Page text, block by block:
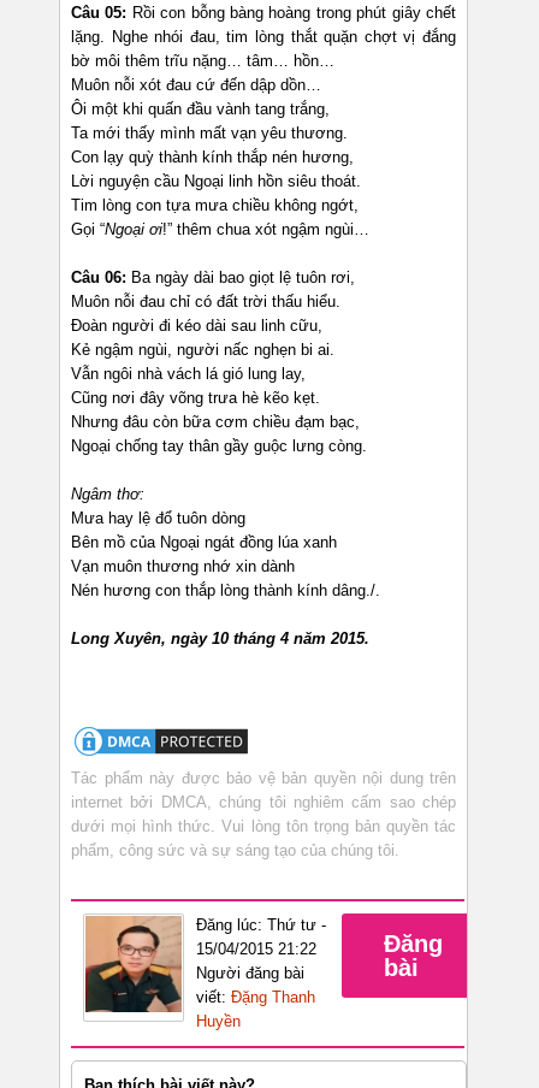
Câu 05: Rồi con bỗng bàng hoàng trong phút giây chết
lặng. Nghe nhói đau, tim lòng thắt quặn chợt vị đắng
bờ môi thêm trĩu nặng… tâm… hồn…
Muôn nỗi xót đau cứ đến dập dồn…
Ôi một khi quấn đầu vành tang trắng,
Ta mới thấy mình mất vạn yêu thương.
Con lạy quỳ thành kính thắp nén hương,
Lời nguyện cầu Ngoại linh hồn siêu thoát.
Tim lòng con tựa mưa chiều không ngớt,
Gọi “Ngoại ơi!” thêm chua xót ngậm ngùi…
Câu 06: Ba ngày dài bao giọt lệ tuôn rơi,
Muôn nỗi đau chỉ có đất trời thấu hiểu.
Đoàn người đi kéo dài sau linh cữu,
Kẻ ngậm ngùi, người nấc nghẹn bi ai.
Vẫn ngôi nhà vách lá gió lung lay,
Cũng nơi đây võng trưa hè kẽo kẹt.
Nhưng đâu còn bữa cơm chiều đạm bạc,
Ngoại chống tay thân gầy guộc lưng còng.
Ngâm thơ:
Mưa hay lệ đổ tuôn dòng
Bên mồ của Ngoại ngát đồng lúa xanh
Vạn muôn thương nhớ xin dành
Nén hương con thắp lòng thành kính dâng./.
Long Xuyên, ngày 10 tháng 4 năm 2015.
Tác phẩm này được bảo vệ bản quyền nội dung trên
internet bởi DMCA, chúng tôi nghiêm cấm sao chép
dưới mọi hình thức. Vui lòng tôn trọng bản quyền tác
phẩm, công sức và sự sáng tạo của chúng tôi.
Đăng lúc: Thứ tư -
15/04/2015 21:22
Người đăng bài
viết: Đặng Thanh
Huyền
Đăng
bài